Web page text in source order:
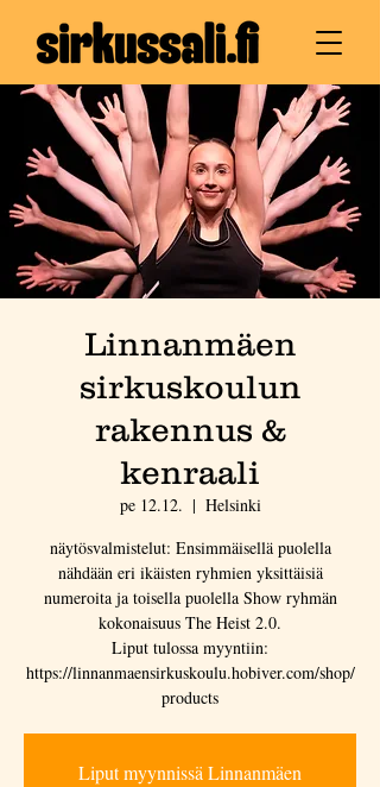
Linnanmäen
sirkuskoulun
rakennus &
kenraali
pe 12.12.
  |
Helsinki
näytösvalmistelut: Ensimmäisellä puolella
nähdään eri ikäisten ryhmien yksittäisiä
numeroita ja toisella puolella Show ryhmän
kokonaisuus The Heist 2.0.
Liput tulossa myyntiin:
https://linnanmaensirkuskoulu.hobiver.com/shop/
products
Liput myynnissä Linnanmäen